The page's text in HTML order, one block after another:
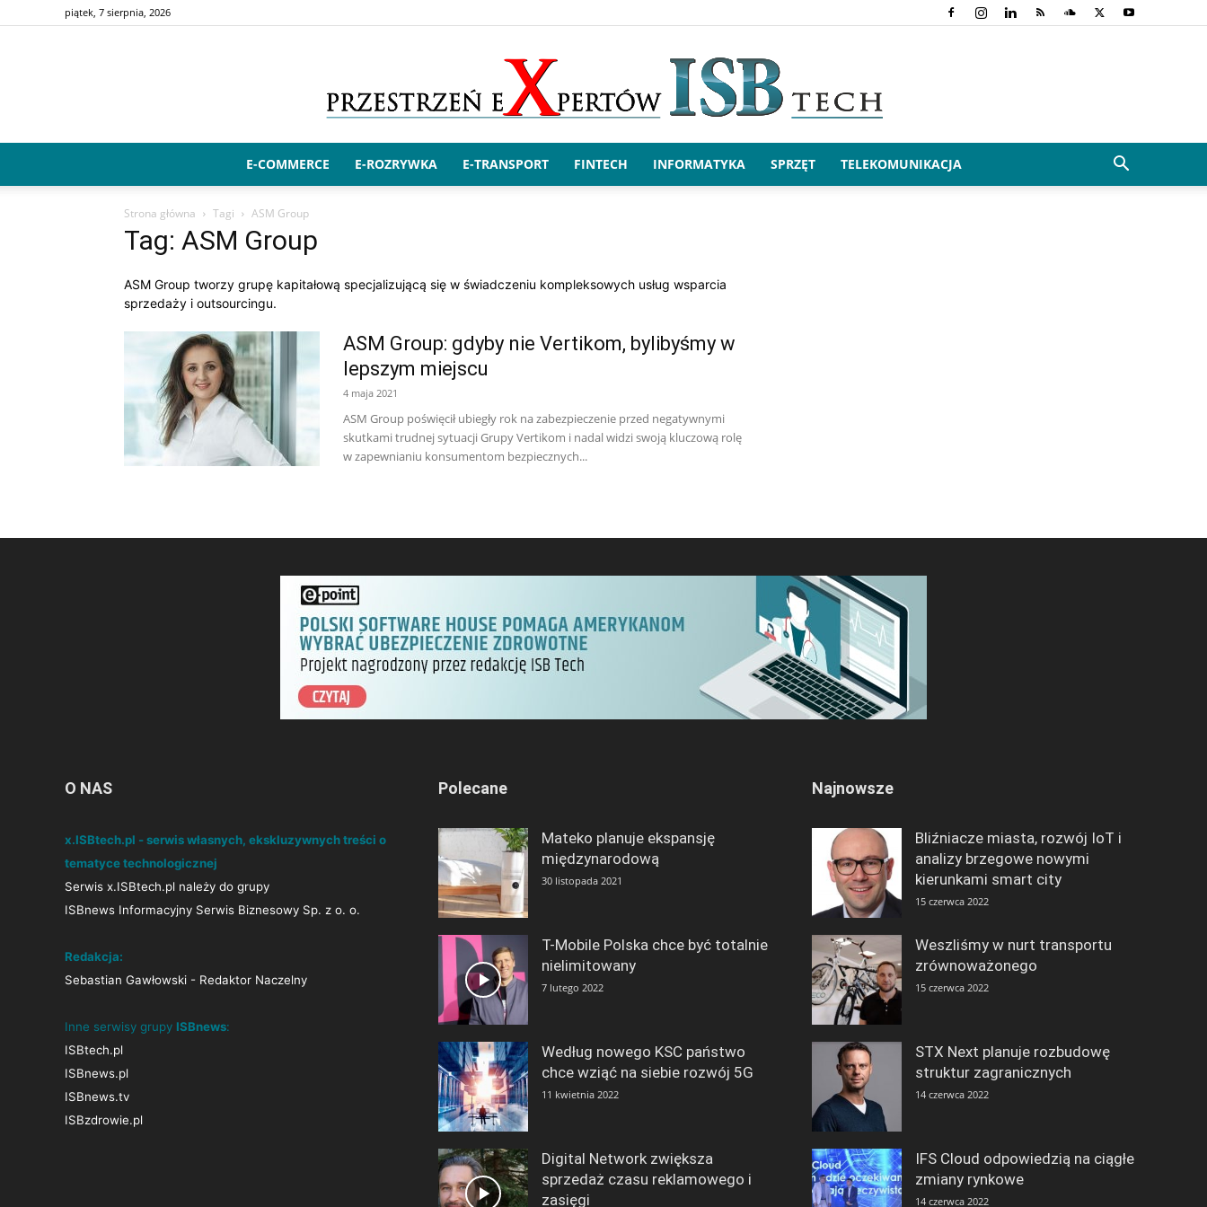
piątek, 7 sierpnia, 2026
E-COMMERCE E-ROZRYWKA E-TRANSPORT FINTECH INFORMATYKA SPRZĘT TELEKOMUNIKACJA
Strona główna Tagi ASM Group
Tag: ASM Group
ASM Group tworzy grupę kapitałową specjalizującą się w świadczeniu kompleksowych usług wsparcia
sprzedaży i outsourcingu.
ASM Group: gdyby nie Vertikom, bylibyśmy w
lepszym miejscu
4 maja 2021
ASM Group poświęcił ubiegły rok na zabezpieczenie przed negatywnymi
skutkami trudnej sytuacji Grupy Vertikom i nadal widzi swoją kluczową rolę
w zapewnianiu konsumentom bezpiecznych...
O NAS
x.ISBtech.pl - serwis własnych, ekskluzywnych treści o
tematyce technologicznej
Serwis x.ISBtech.pl należy do grupy
ISBnews Informacyjny Serwis Biznesowy Sp. z o. o.
Redakcja:
Sebastian Gawłowski - Redaktor Naczelny
Inne serwisy grupy ISBnews:
ISBtech.pl
ISBnews.pl
ISBnews.tv
ISBzdrowie.pl
Polecane
Mateko planuje ekspansję
międzynarodową
30 listopada 2021
T-Mobile Polska chce być totalnie
nielimitowany
7 lutego 2022
Według nowego KSC państwo
chce wziąć na siebie rozwój 5G
11 kwietnia 2022
Digital Network zwiększa
sprzedaż czasu reklamowego i
zasięgi
Najnowsze
Bliźniacze miasta, rozwój IoT i
analizy brzegowe nowymi
kierunkami smart city
15 czerwca 2022
Weszliśmy w nurt transportu
zrównoważonego
15 czerwca 2022
STX Next planuje rozbudowę
struktur zagranicznych
14 czerwca 2022
IFS Cloud odpowiedzią na ciągłe
zmiany rynkowe
14 czerwca 2022